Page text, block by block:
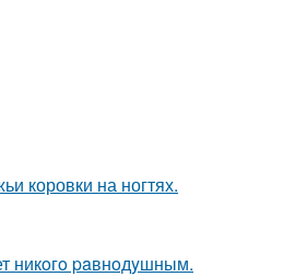
коровки на ногтях.
никoгo paвнoдyшным.